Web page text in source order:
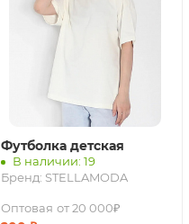
Футболка детская
В наличии: 19
Бренд: STELLAMODA
Оптовая от 20 000₽